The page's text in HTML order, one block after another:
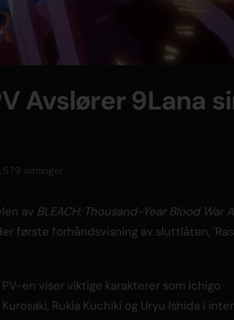
Avslører 9Lana
1,579 visninger
av BLEACH: Thousand-Year Blood War
første forhåndsvisning av sluttlåten,
PV-en viser viktige karakterer som Ichigo
Kurosaki, Rukia Kuchiki og Uryu Ishida i